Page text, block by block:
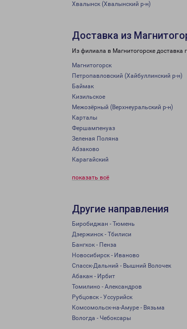
Хвалынск (Хвалынский р-н)
Доставка из
Из филиала в Магнитогорске доставка
Магнитогорск
Петропавловский (Хайбуллинский р-н)
Баймак
Кизильское
Межозёрный (Верхнеуральский р-н)
Карталы
Фершампенуаз
Зеленая Поляна
Абзаково
Карагайский
показать всё
Другие направления
Биробиджан - Тюмень
Дзержинск - Тбилиси
Бангкок - Пенза
Новосибирск - Иваново
Спасск-Дальний - Вышний Волочек
Абакан - Ирбит
Томилино - Александров
Рубцовск - Уссурийск
Комсомольск-на-Амуре - Вязьма
Вологда - Чебоксары